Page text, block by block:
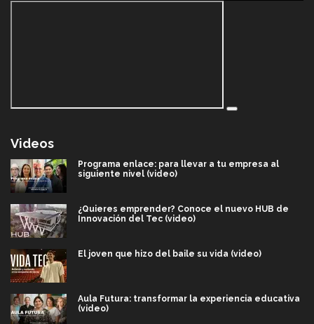
Videos
Programa enlace: para llevar a tu empresa al
siguiente nivel (video)
¿Quieres emprender? Conoce el nuevo HUB de
Innovación del Tec (video)
El joven que hizo del baile su vida (video)
Aula Futura: transformar la experiencia educativa
(video)